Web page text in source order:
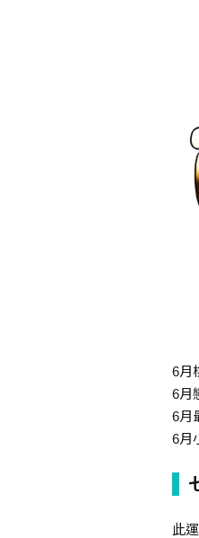
6月
6月
6月
6月
此